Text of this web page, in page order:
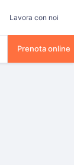
Lavora con noi
Prenota online